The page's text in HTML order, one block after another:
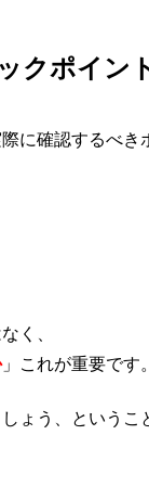
クポイン
に確認するべき
く、
」これが重要です。
ょう、というこ